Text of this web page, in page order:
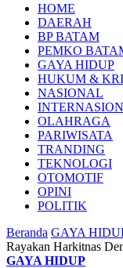
HOME
DAERAH
BP BATAM
PEMKO
GAYA HIDUP
HUKUM &
NASIONAL
OLAHRAGA
PARIWISATA
TRANDING
TEKNOLOGI
OTOMOTIF
OPINI
POLITIK
Beranda GAYA
Rayakan Harkitnas
GAYA HIDUP